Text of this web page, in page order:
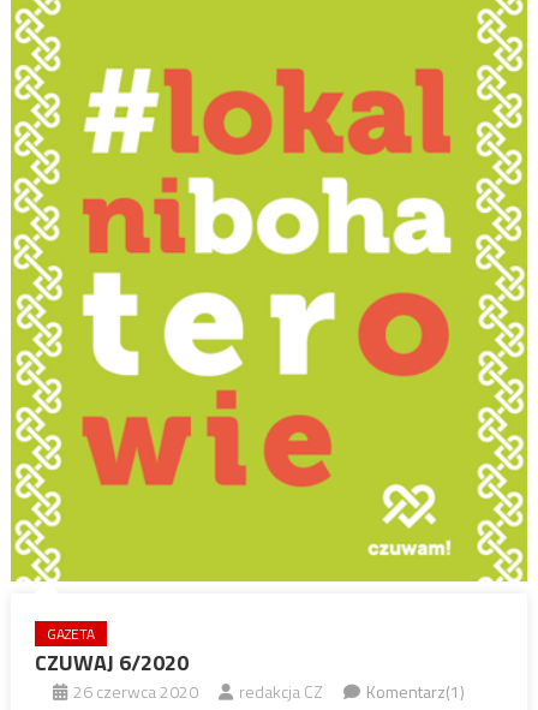
GAZETA
CZUWAJ 6/2020
26 czerwca 2020 redakcja CZ Komentarz(1)